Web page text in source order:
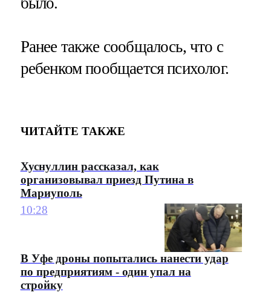
Ранее также сообщалось, что с
ребенком пообщается психолог.
ЧИТАЙТЕ ТАКЖЕ
Хуснуллин рассказал, как
организовывал приезд Путина в
Мариуполь
10:28
В Уфе дроны попытались нанести удар
по предприятиям - один упал на
стройку